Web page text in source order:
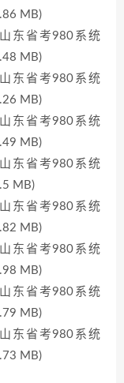
MB)
东省考980系统
MB)
东省考980系统
MB)
东省考980系统
MB)
东省考980系统
MB)
东省考980系统
MB)
东省考980系统
MB)
东省考980系统
MB)
东省考980系统
MB)